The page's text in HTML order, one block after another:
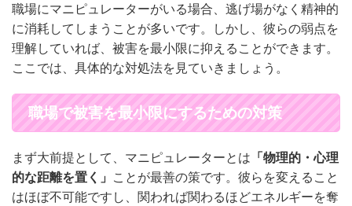
職場にマニピュレーターがいる場合、逃げ場がなく精神的
に消耗してしまうことが多いです。しかし、彼らの弱点を
理解していれば、被害を最小限に抑えることができます。
ここでは、具体的な対処法を見ていきましょう。
職場で被害を最小限にするための対策
まず大前提として、マニピュレーターとは 「物理的・心理
的な距離を置く」 ことが最善の策です。彼らを変えること
はほぼ不可能ですし、関われば関わるほどエネルギーを奪